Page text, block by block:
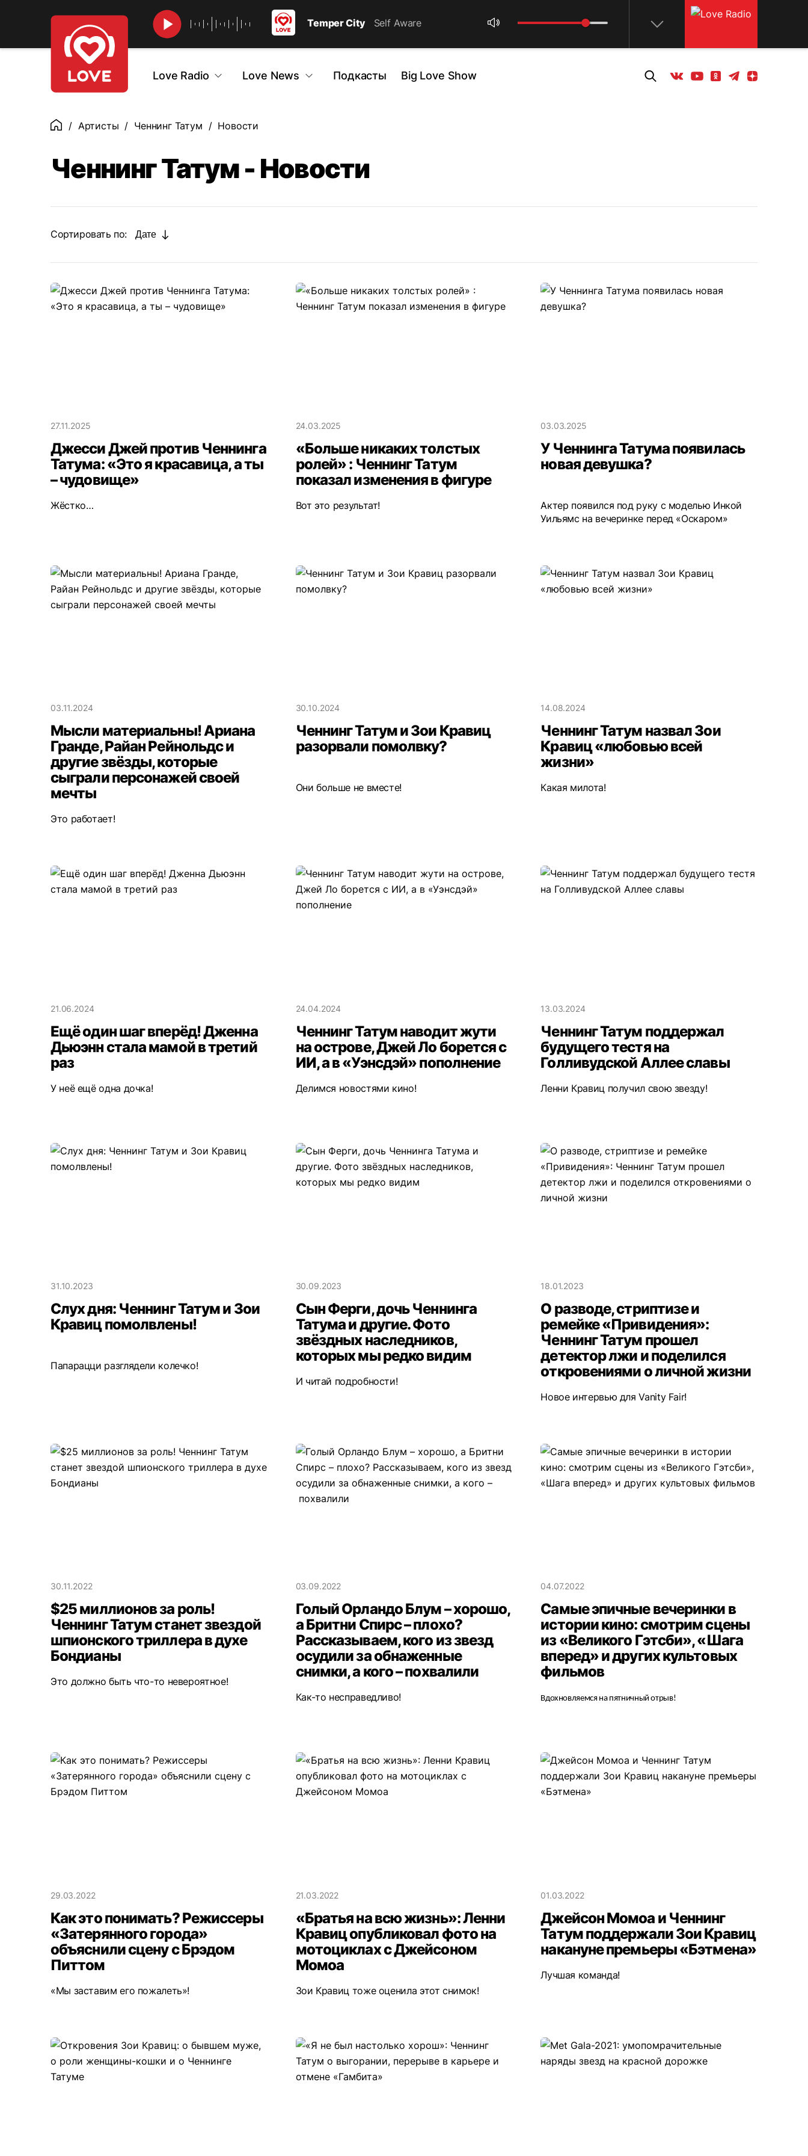
Temper City Self Aware
Love Radio Love News Подкасты Big Love Show Вконтакте
YoutubeОдноклассники
ТелеграмЯндекс дзен
ГлавнаяАртисты Ченнинг Татум Новости
Ченнинг Татум - Новости
Сортировать по: Дате
27.11.2025
Джесси Джей против Ченнинга
Татума: «Это я красавица, а ты
– чудовище»
Жёстко…
24.03.2025
«Больше никаких толстых
ролей» : Ченнинг Татум
показал изменения в фигуре
Вот это результат!
03.03.2025
У Ченнинга Татума появилась
новая девушка?
Актер появился под руку с моделью Инкой
Уильямс на вечеринке перед «Оскаром»
03.11.2024
Мысли материальны! Ариана
Гранде, Райан Рейнольдс и
другие звёзды, которые
сыграли персонажей своей
мечты
Это работает!
30.10.2024
Ченнинг Татум и Зои Кравиц
разорвали помолвку?
Они больше не вместе!
14.08.2024
Ченнинг Татум назвал Зои
Кравиц «любовью всей
жизни»
Какая милота!
21.06.2024
Ещё один шаг вперёд! Дженна
Дьюэнн стала мамой в третий
раз
У неё ещё одна дочка!
24.04.2024
Ченнинг Татум наводит жути
на острове, Джей Ло борется с
ИИ, а в «Уэнсдэй» пополнение
Делимся новостями кино!
13.03.2024
Ченнинг Татум поддержал
будущего тестя на
Голливудской Аллее славы
Ленни Кравиц получил свою звезду!
31.10.2023
Слух дня: Ченнинг Татум и Зои
Кравиц помолвлены!
Папарацци разглядели колечко!
30.09.2023
Сын Ферги, дочь Ченнинга
Татума и другие. Фото
звёздных наследников,
которых мы редко видим
И читай подробности!
18.01.2023
О разводе, стриптизе и
ремейке «Привидения»:
Ченнинг Татум прошел
детектор лжи и поделился
откровениями о личной жизни
Новое интервью для Vanity Fair!
30.11.2022
$25 миллионов за роль!
Ченнинг Татум станет звездой
шпионского триллера в духе
Бондианы
Это должно быть что-то невероятное!
03.09.2022
Голый Орландо Блум – хорошо,
а Бритни Спирс – плохо?
Рассказываем, кого из звезд
осудили за обнаженные
снимки, а кого – похвалили
Как-то несправедливо!
04.07.2022
Самые эпичные вечеринки в
истории кино: смотрим сцены
из «Великого Гэтсби», «Шага
вперед» и других культовых
фильмов
Вдохновляемся на пятничный отрыв!
29.03.2022
Как это понимать? Режиссеры
«Затерянного города»
объяснили сцену с Брэдом
Питтом
«Мы заставим его пожалеть»!
21.03.2022
«Братья на всю жизнь»: Ленни
Кравиц опубликовал фото на
мотоциклах с Джейсоном
Момоа
Зои Кравиц тоже оценила этот снимок!
01.03.2022
Джейсон Момоа и Ченнинг
Татум поддержали Зои Кравиц
накануне премьеры «Бэтмена»
Лучшая команда!